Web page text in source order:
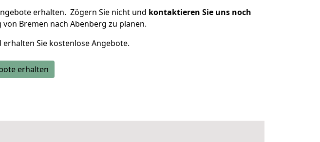
erhalten. Zögern Sie nicht und kontaktieren Sie uns noch
Bremen nach Abenberg zu planen.
erhalten Sie kostenlose Angebote.
erhalten